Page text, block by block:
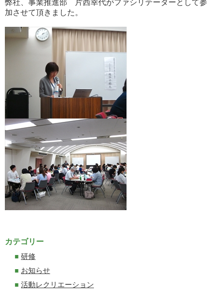
弊社、事業推進部 片西幸代がファシリテーターとして参
加させて頂きました。
カテゴリー
研修
お知らせ
活動レクリエーション